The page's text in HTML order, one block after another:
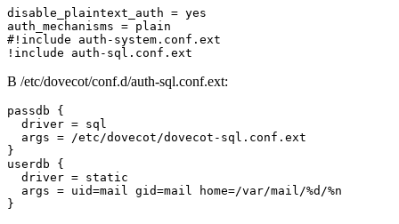
disable_plaintext_auth = yes
auth_mechanisms = plain
#!include auth-system.conf.ext
!include auth-sql.conf.ext
В /etc/dovecot/conf.d/auth-sql.conf.ext:
passdb {
  driver = sql
  args = /etc/dovecot/dovecot-sql.conf.ext
}
userdb {
  driver = static
  args = uid=mail gid=mail home=/var/mail/%d/%n
}